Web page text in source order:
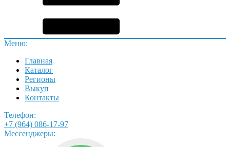
Меню:
Главная
Каталог
Регионы
Выкуп
Контакты
Телефон:
+7 (964) 086-17-97
Мессенджеры: